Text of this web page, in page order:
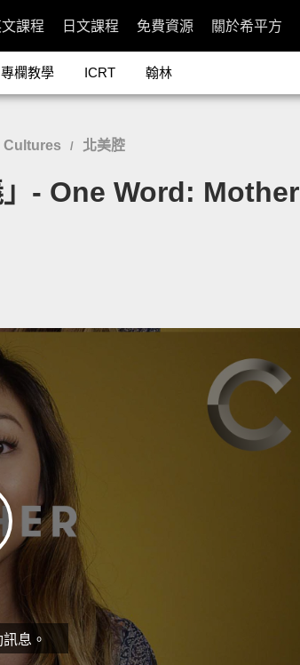
課程 日文課程 免費資源 關於希平方
專欄教學 ICRT 翰林
Cultures / 北美腔
- One Word: Mother
息。